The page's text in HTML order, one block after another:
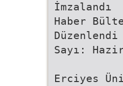
İmzalandı
Haber
Düzenlendi
Sayı:
Erciyes